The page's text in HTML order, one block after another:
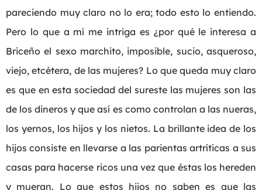
pareciendo muy claro no lo era; todo esto lo entiendo.
Pero lo que a mí me intriga es ¿por qué le interesa a
Briceño el sexo marchito, imposible, sucio, asqueroso,
viejo, etcétera, de las mujeres? Lo que queda muy claro
es que en esta sociedad del sureste las mujeres son las
de los dineros y que así es como controlan a las nueras,
los yernos, los hijos y los nietos. La brillante idea de los
hijos consiste en llevarse a las parientas artríticas a sus
casas para hacerse ricos una vez que éstas los hereden
y mueran. Lo que estos hijos no saben es que las